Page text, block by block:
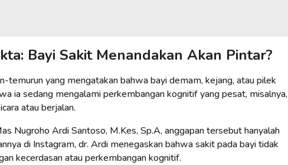
Bayi Sakit Menandakan Akan Pintar?
temurun yang mengatakan bahwa bayi demam, kejang, atau pilek
ia sedang mengalami perkembangan kognitif yang pesat, misalnya,
atau berjalan.
Nugroho Ardi Santoso, M.Kes, Sp.A, anggapan tersebut hanyalah
di Instagram, dr. Ardi menegaskan bahwa sakit pada bayi tidak
kecerdasan atau perkembangan kognitif.